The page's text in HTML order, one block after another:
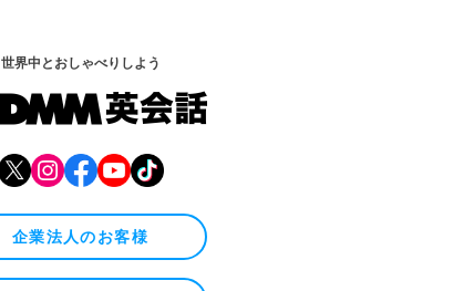
世界中とおしゃべりしよう
企業法人のお客様